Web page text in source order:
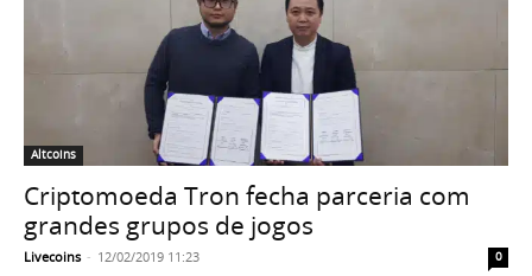
Altcoins
Criptomoeda Tron fecha parceria com
grandes grupos de jogos
Livecoins - 12/02/2019 11:23 0